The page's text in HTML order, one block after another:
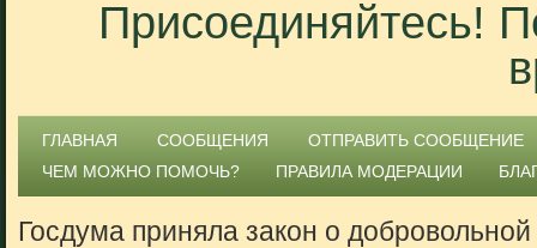
Присоединяйтесь!
ГЛАВНАЯ СООБЩЕНИЯ
ОТПРАВИТЬ СООБЩЕНИЕ
ЧЕМ МОЖНО ПОМОЧЬ?
ПРАВИЛА МОДЕРАЦИИ
Госдума приняла закон о добровольной